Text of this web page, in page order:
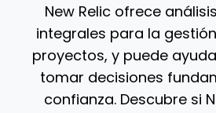
New Relic ofrece
integrales para la
proyectos, y puede
tomar decisiones
confianza. Descubre si